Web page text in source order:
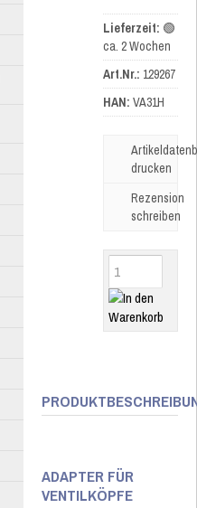
Lieferzeit: 🟢
ca. 2 Wochen
Art.Nr.: 129267
HAN: VA31H
drucken
Rezension
schreiben
ADAPTER FÜR
VENTILKÖPFE